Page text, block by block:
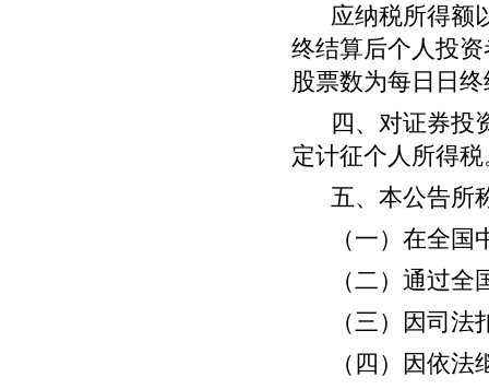
应纳税所得额
终结算后个人投
股票数为每日日
四、对证券投
定计征个人所得税
五、本公告所
（一）在全
（二）通过
（三）因司
（四）因依